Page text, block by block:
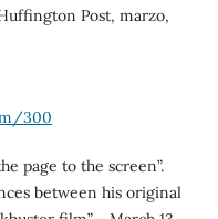
Post, marzo,
300
page to the screen”.
between his original